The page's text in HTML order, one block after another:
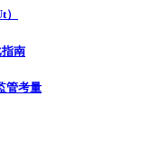
南
管考量